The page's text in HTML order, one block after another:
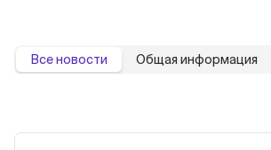
Все новости Общая информация